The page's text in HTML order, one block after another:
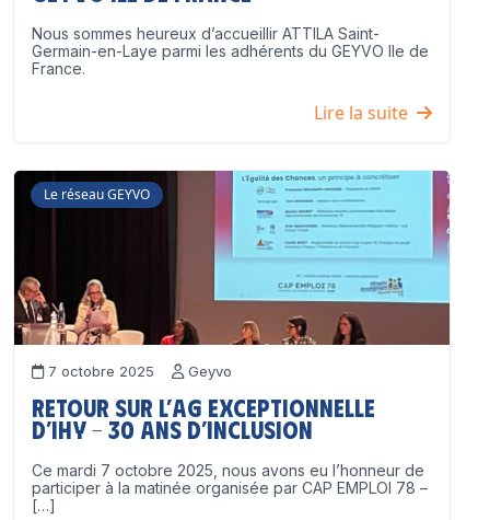
Nous sommes heureux d’accueillir ATTILA Saint-
Germain-en-Laye parmi les adhérents du GEYVO Ile de
France.
Lire la suite
Le réseau GEYVO
7 octobre 2025 Geyvo
Retour sur l’AG exceptionnelle
d’IHY – 30 ans d’inclusion
Ce mardi 7 octobre 2025, nous avons eu l’honneur de
participer à la matinée organisée par CAP EMPLOI 78 –
[…]